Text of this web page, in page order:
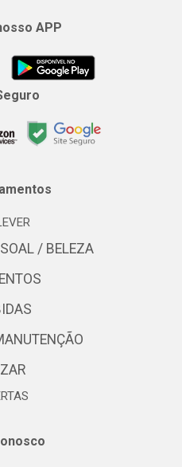
APP
/ BELEZA